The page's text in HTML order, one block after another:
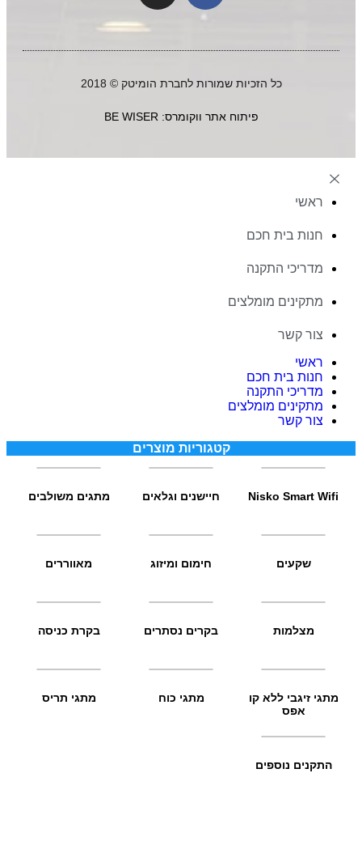
כל הזכיות שמורות לחברת הומיטק © 2018
פיתוח אתר ווקומרס: BE WISER
ראשי
חנות בית חכם
מדריכי התקנה
מתקינים מומלצים
צור קשר
ראשי
חנות בית חכם
מדריכי התקנה
מתקינים מומלצים
צור קשר
קטגוריות מוצרים
Nisko Smart Wifi חיישנים וגלאים מתגים משולבים
שקעים חימום ומיזוג מאווררים
מצלמות בקרים נסתרים בקרת כניסה
מתגי זיגבי ללא קו
אפס
מתגי כוח מתגי תריס
התקנים נוספים